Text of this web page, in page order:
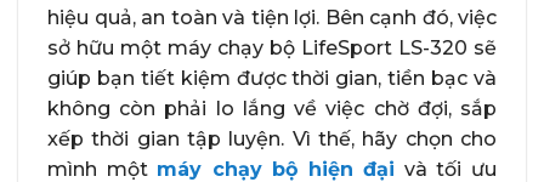
hiệu quả, an toàn và tiện lợi. Bên cạnh đó, việc
sở hữu một máy chạy bộ LifeSport LS-320 sẽ
giúp bạn tiết kiệm được thời gian, tiền bạc và
không còn phải lo lắng về việc chờ đợi, sắp
xếp thời gian tập luyện. Vì thế, hãy chọn cho
mình một máy chạy bộ hiện đại và tối ưu